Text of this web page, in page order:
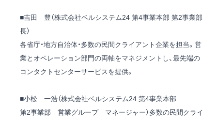
■吉田 豊（株式会社ベルシステム24 第4事業本部 第2事業部
長）
各省庁・地方自治体・多数の民間クライアント企業を担当。営
業とオペレーション部門の両軸をマネジメントし、最先端の
コンタクトセンターサービスを提供。
■小松 一浩（株式会社ベルシステム24 第4事業本部
第2事業部 営業グループ マネージャー）多数の民間クライ